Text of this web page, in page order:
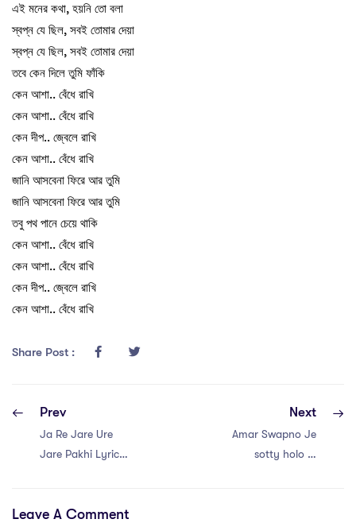
এই মনের কথা, হয়নি তো বলা
স্বপ্ন যে ছিল, সবই তোমার দেয়া
স্বপ্ন যে ছিল, সবই তোমার দেয়া
তবে কেন দিলে তুমি ফাঁকি
কেন আশা.. বেঁধে রাখি
কেন আশা.. বেঁধে রাখি
কেন দীপ.. জ্বেলে রাখি
কেন আশা.. বেঁধে রাখি
জানি আসবেনা ফিরে আর তুমি
জানি আসবেনা ফিরে আর তুমি
তবু পথ পানে চেয়ে থাকি
কেন আশা.. বেঁধে রাখি
কেন আশা.. বেঁধে রাখি
কেন দীপ.. জ্বেলে রাখি
কেন আশা.. বেঁধে রাখি
Share Post :
Prev
Ja Re Jare Ure
Jare Pakhi Lyrics |
Next
Amar Swapno Je
sotty holo aj
Leave A Comment